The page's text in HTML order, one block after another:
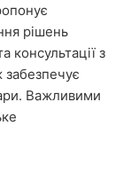
рішень
консультації з
забезпечує
Важливими